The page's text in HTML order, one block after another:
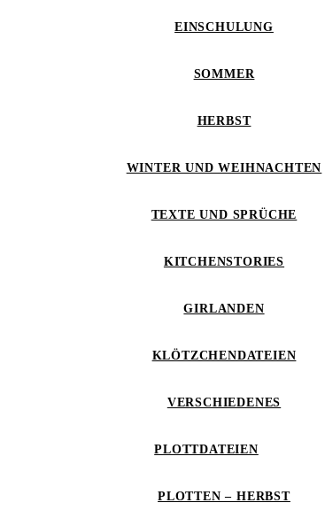
EINSCHULUNG
SOMMER
HERBST
WINTER UND WEIHNACHTEN
TEXTE UND SPRÜCHE
KITCHENSTORIES
GIRLANDEN
KLÖTZCHENDATEIEN
VERSCHIEDENES
PLOTTDATEIEN
PLOTTEN – HERBST